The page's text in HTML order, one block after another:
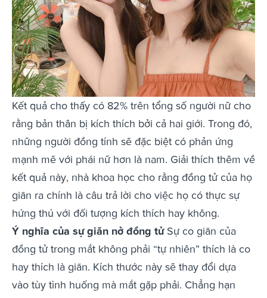
Kết quả cho thấy có 82% trên tổng số người nữ cho
rằng bản thân bị kích thích bởi cả hai giới. Trong đó,
những người đồng tính sẽ đặc biệt có phản ứng
mạnh mẽ với phái nữ hơn là nam. Giải thích thêm về
kết quả này, nhà khoa học cho rằng đồng tử của họ
giãn ra chính là câu trả lời cho việc họ có thực sự
hứng thú với đối tượng kích thích hay không.
Ý nghĩa của sự giãn nở đồng tửSự co giãn của
đồng tử trong mắt không phải “tự nhiên” thích là co
hay thích là giãn. Kích thước này sẽ thay đổi dựa
vào tùy tình huống mà mắt gặp phải. Chẳng hạn